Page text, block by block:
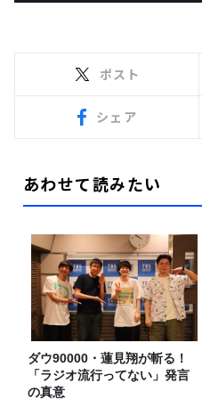
ポスト
シェア
あわせて読みたい
ダウ90000・蓮見翔が斬る！
「ラジオ流行ってない」発言
の真意